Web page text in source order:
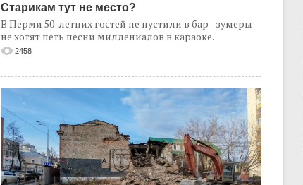
Старикам тут не место?
В Перми 50-летних гостей не пустили в бар - зумеры
не хотят петь песни миллениалов в караоке.
2458